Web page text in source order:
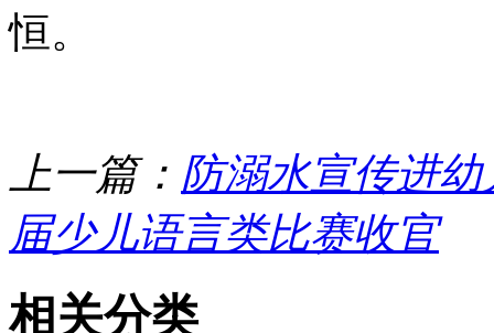
恒。
上一篇： 防溺水宣传进幼
届少儿语言类比赛收官
相关分类